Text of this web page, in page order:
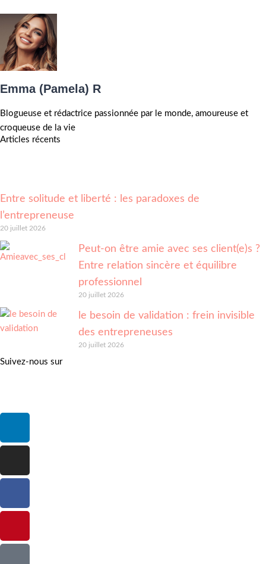
Emma (Pamela) R
Blogueuse et rédactrice passionnée par le monde, amoureuse et
croqueuse de la vie
Articles récents
Entre solitude et liberté : les paradoxes de
l’entrepreneuse
20 juillet 2026
Peut-on être amie avec ses client(e)s ?
Entre relation sincère et équilibre
professionnel
20 juillet 2026
le besoin de validation : frein invisible
des entrepreneuses
20 juillet 2026
Suivez-nous sur